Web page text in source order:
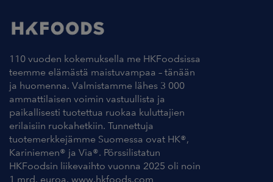
110 vuoden kokemuksella me HKFoodsissa
teemme elämästä maistuvampaa – tänään
ja huomenna. Valmistamme lähes 3 000
ammattilaisen voimin vastuullista ja
paikallisesti tuotettua ruokaa kuluttajien
erilaisiin ruokahetkiin. Tunnettuja
tuotemerkkejämme Suomessa ovat HK®,
Kariniemen® ja Via®. Pörssilistatun
HKFoodsin liikevaihto vuonna 2025 oli noin
1 mrd. euroa. www.hkfoods.com